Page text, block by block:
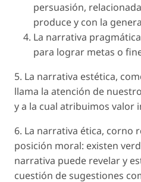
persuasión,
produce y con la
La narrativa
para lograr metas o
5. La narrativa estética,
llama la atención de
y a la cual atribuimos valor
6. La narrativa ética, corno
posición moral: existen
narrativa puede revelar y
cuestión de sugestiones